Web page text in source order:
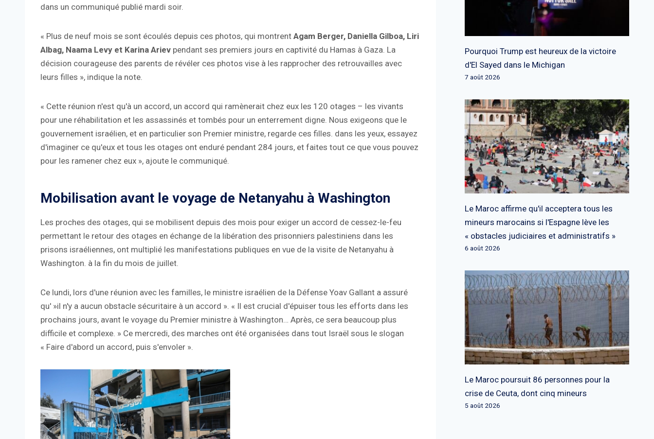
dans un communiqué publié mardi soir.
« Plus de neuf mois se sont écoulés depuis ces photos, qui montrent Agam Berger, Daniella Gilboa, Liri
Albag, Naama Levy et Karina Ariev pendant ses premiers jours en captivité du Hamas à Gaza. La
décision courageuse des parents de révéler ces photos vise à les rapprocher des retrouvailles avec
leurs filles », indique la note.
« Cette réunion n'est qu'à un accord, un accord qui ramènerait chez eux les 120 otages – les vivants
pour une réhabilitation et les assassinés et tombés pour un enterrement digne. Nous exigeons que le
gouvernement israélien, et en particulier son Premier ministre, regarde ces filles. dans les yeux, essayez
d'imaginer ce qu'eux et tous les otages ont enduré pendant 284 jours, et faites tout ce que vous pouvez
pour les ramener chez eux », ajoute le communiqué.
Mobilisation avant le voyage de Netanyahu à Washington
Les proches des otages, qui se mobilisent depuis des mois pour exiger un accord de cessez-le-feu
permettant le retour des otages en échange de la libération des prisonniers palestiniens dans les
prisons israéliennes, ont multiplié les manifestations publiques en vue de la visite de Netanyahu à
Washington. à la fin du mois de juillet.
Ce lundi, lors d'une réunion avec les familles, le ministre israélien de la Défense Yoav Gallant a assuré
qu' »il n'y a aucun obstacle sécuritaire à un accord ». « Il est crucial d'épuiser tous les efforts dans les
prochains jours, avant le voyage du Premier ministre à Washington… Après, ce sera beaucoup plus
difficile et complexe. » Ce mercredi, des marches ont été organisées dans tout Israël sous le slogan
« Faire d'abord un accord, puis s'envoler ».
Pourquoi Trump est heureux de la victoire
d'El Sayed dans le Michigan
7 août 2026
Le Maroc affirme qu'il acceptera tous les
mineurs marocains si l'Espagne lève les
« obstacles judiciaires et administratifs »
6 août 2026
Le Maroc poursuit 86 personnes pour la
crise de Ceuta, dont cinq mineurs
5 août 2026